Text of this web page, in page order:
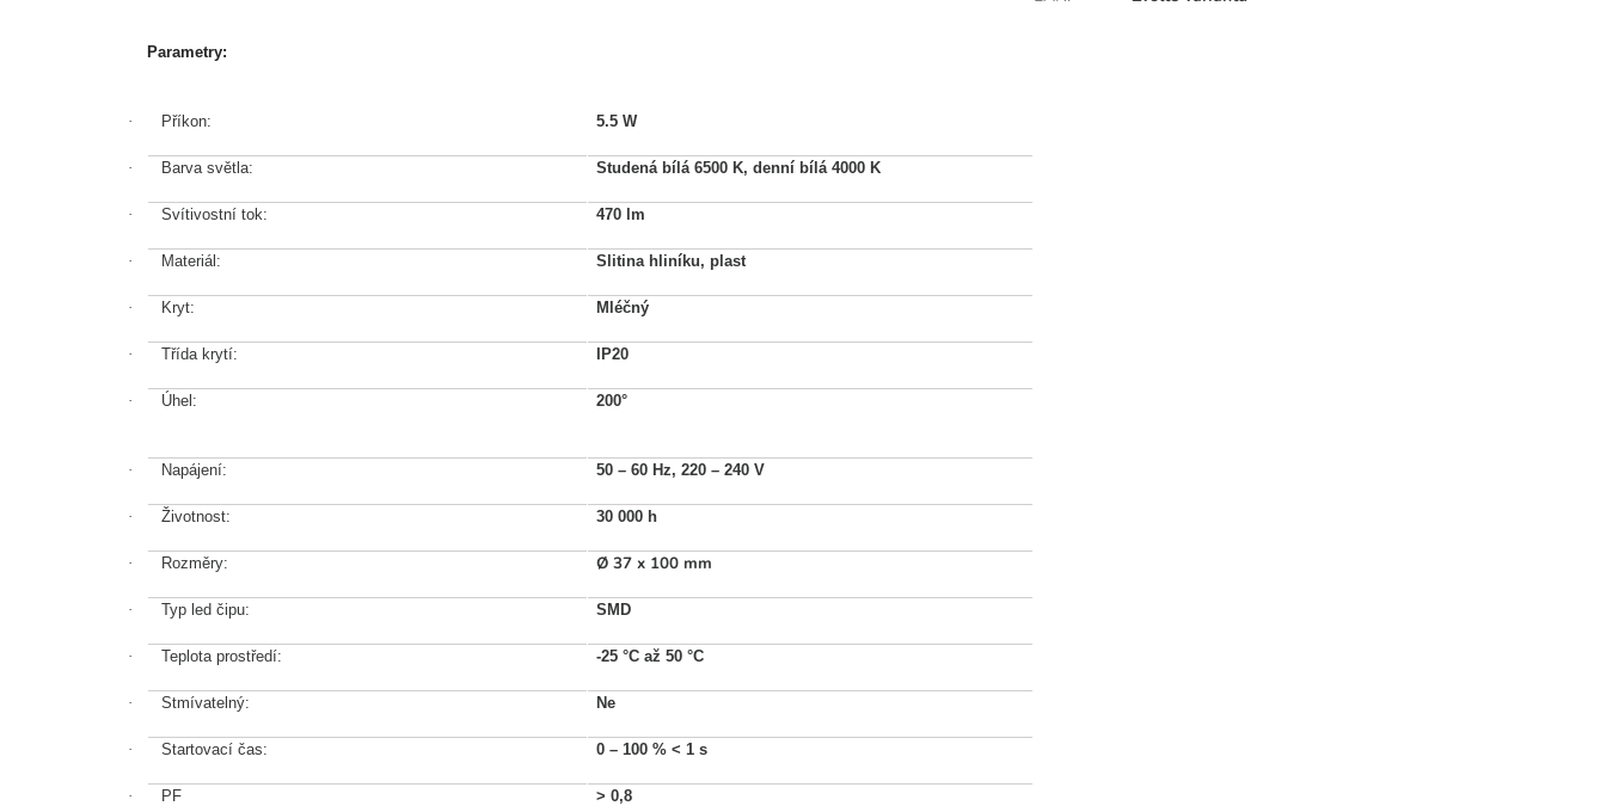
Parametry:
· Příkon: 5.5 W
· Barva světla: Studená bílá 6500 K, denní bílá 4000 K
· Svítivostní tok: 470 lm
· Materiál: Slitina hliníku, plast
· Kryt: Mléčný
· Třída krytí: IP20
· Úhel: 200°
· Napájení: 50 – 60 Hz, 220 – 240 V
· Životnost: 30 000 h
· Rozměry: Ø 37 x 100 mm
· Typ led čipu: SMD
· Teplota prostředí: -25 °C až 50 °C
· Stmívatelný: Ne
· Startovací čas: 0 – 100 %< 1 s
· PF >0,8